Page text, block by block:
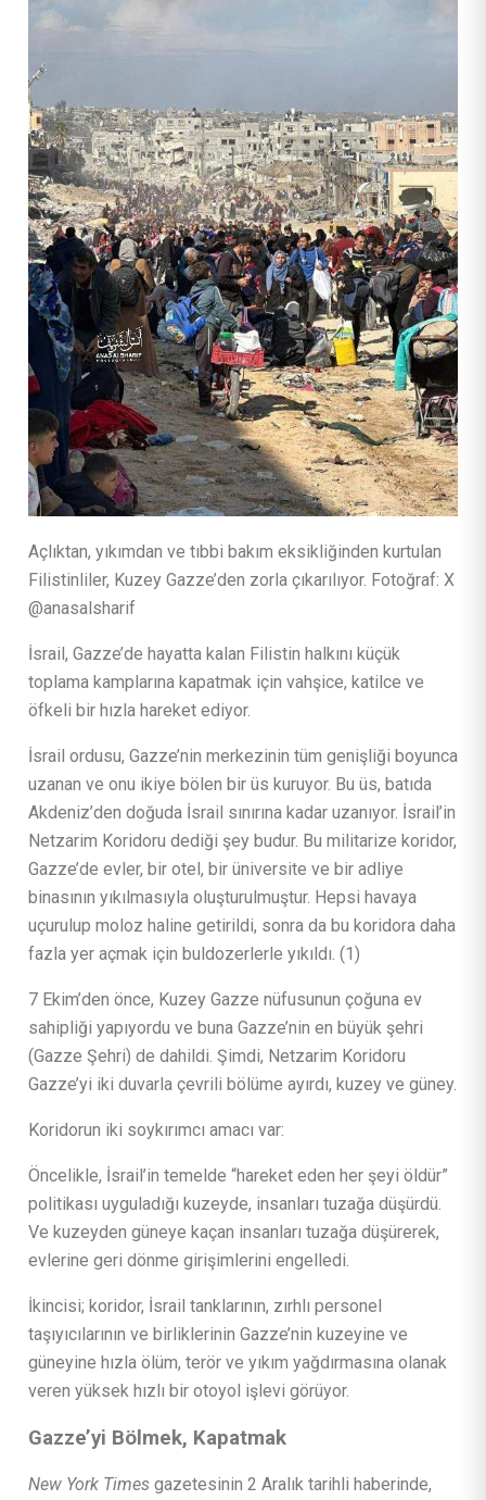
Açlıktan, yıkımdan ve tıbbi bakım eksikliğinden kurtulan
Filistinliler, Kuzey Gazze’den zorla çıkarılıyor. Fotoğraf: X
@anasalsharif
İsrail, Gazze’de hayatta kalan Filistin halkını küçük
toplama kamplarına kapatmak için vahşice, katilce ve
öfkeli bir hızla hareket ediyor.
İsrail ordusu, Gazze’nin merkezinin tüm genişliği boyunca
uzanan ve onu ikiye bölen bir üs kuruyor. Bu üs, batıda
Akdeniz’den doğuda İsrail sınırına kadar uzanıyor. İsrail’in
Netzarim Koridoru dediği şey budur. Bu militarize koridor,
Gazze’de evler, bir otel, bir üniversite ve bir adliye
binasının yıkılmasıyla oluşturulmuştur. Hepsi havaya
uçurulup moloz haline getirildi, sonra da bu koridora daha
fazla yer açmak için buldozerlerle yıkıldı. (1)
7 Ekim’den önce, Kuzey Gazze nüfusunun çoğuna ev
sahipliği yapıyordu ve buna Gazze’nin en büyük şehri
(Gazze Şehri) de dahildi. Şimdi, Netzarim Koridoru
Gazze’yi iki duvarla çevrili bölüme ayırdı, kuzey ve güney.
Koridorun iki soykırımcı amacı var:
Öncelikle, İsrail’in temelde “hareket eden her şeyi öldür”
politikası uyguladığı kuzeyde, insanları tuzağa düşürdü.
Ve kuzeyden güneye kaçan insanları tuzağa düşürerek,
evlerine geri dönme girişimlerini engelledi.
İkincisi; koridor, İsrail tanklarının, zırhlı personel
taşıyıcılarının ve birliklerinin Gazze’nin kuzeyine ve
güneyine hızla ölüm, terör ve yıkım yağdırmasına olanak
veren yüksek hızlı bir otoyol işlevi görüyor.
Gazze’yi Bölmek, Kapatmak
New York Times gazetesinin 2 Aralık tarihli haberinde,